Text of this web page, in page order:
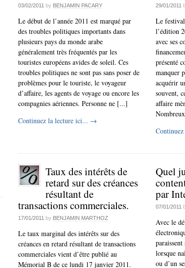
03/02/2011 by BENJAMIN PACARY
Le début de l’année 2011 est marqué par
des troubles politiques importants dans
plusieurs pays du monde arabe
généralement très fréquentés par les
touristes européens avides de soleil. Ces
troubles politiques ne sont pas sans poser de
problèmes pour le touriste, le voyageur
d’affaire, les agents de voyage ou encore les
compagnies aériennes. Personne ne [...]
Continuez la lecture ici... →
29/01/2011
Le
l’édition
avec ses
présenté
manquer
acquérir
souvent,
affaire
Taux des intérêts de
retard sur des créances
résultant de
transactions commerciales.
17/01/2011 by BENJAMIN MARTHOZ
Le taux marginal des intérêts sur des
créances en retard résultant de transactions
commerciales vient d’être publié au
Mémorial B de ce lundi 17 janvier 2011.
Quel
par
07/01/2011
Avec le
lorsque
ou d’un